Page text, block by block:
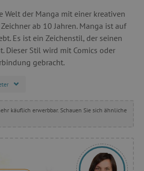
Welt der Manga mit einer kreativen
ab 10 Jahren. Manga ist auf
Es ist ein Zeichenstil, der seinen
Dieser Stil wird mit Comics oder
gebracht.
käuflich erwerbbar. Schauen Sie sich ähnliche